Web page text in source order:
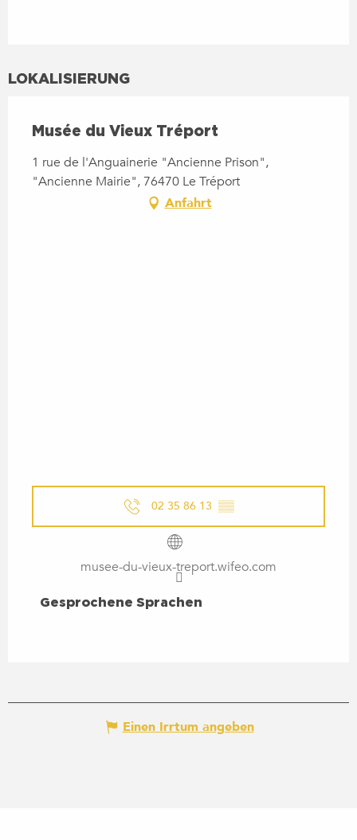
LOKALISIERUNG
Musée du Vieux Tréport
1 rue de l'Anguainerie "Ancienne Prison",
"Ancienne Mairie", 76470 Le Tréport
Anfahrt
02 35 86 13 ▒▒
musee-du-vieux-treport.wifeo.com
GESPROCHENE SPRACHEN
Gesprochene Sprachen
Einen Irrtum angeben